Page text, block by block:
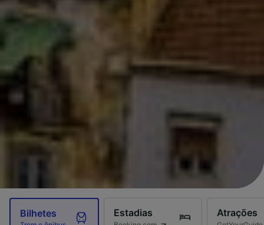
Bilhetes Estadias Atrações